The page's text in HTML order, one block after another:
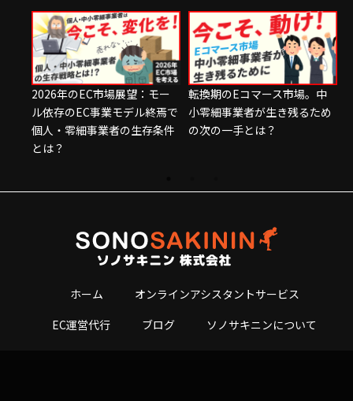
（ECブログ再始動）激変する
EC業界。2025年の今、考えて
いること
中小零細が進出すべきBtoB
ECサイトの出店先とは？実際
の事例をもとに紹介！
ホーム
オンラインアシスタントサービス
EC運営代行
ブログ ソノサキニンについて